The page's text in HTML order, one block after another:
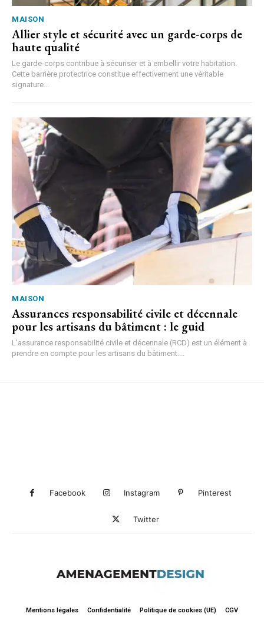
MAISON
Allier style et sécurité avec un garde-corps de
haute qualité
Le garde-corps contribue à sécuriser et à embellir votre habitation.
Cette barrière protectrice constitue effectivement une véritable
signature...
MAISON
Assurances responsabilité civile et décennale
pour les artisans du bâtiment : le guid
L’assurance responsabilité civile et décennale (RCD) est un élément à
prendre en compte pour les artisans du bâtiment....
Facebook Instagram Pinterest
Twitter
Mentions légales Confidentialité Politique de cookies (UE) CGV